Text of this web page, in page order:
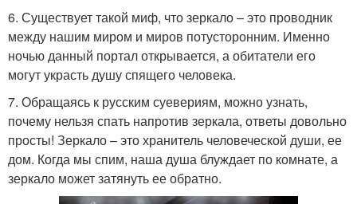
6. Существует такой миф, что зеркало – это проводник
между нашим миром и миров потусторонним. Именно
ночью данный портал открывается, а обитатели его
могут украсть душу спящего человека.
7. Обращаясь к русским суевериям, можно узнать,
почему нельзя спать напротив зеркала, ответы довольно
просты! Зеркало – это хранитель человеческой души, ее
дом. Когда мы спим, наша душа блуждает по комнате, а
зеркало может затянуть ее обратно.